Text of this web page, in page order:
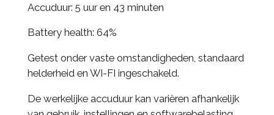
Accuduur: 5 uur en 43 minuten
Battery health: 64%
Getest onder vaste omstandigheden, standaard
helderheid en WI-FI ingeschakeld.
De werkelijke accuduur kan variëren afhankelijk